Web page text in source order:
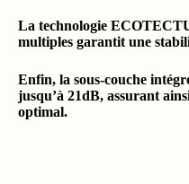
La technologie
multiples garantit une
Enfin, la sous-couche
jusqu’à 21dB, assurant
optimal.